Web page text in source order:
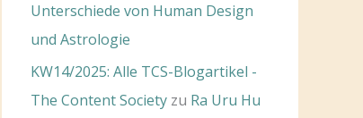
Unterschiede von Human Design
und Astrologie
KW14/2025: Alle TCS-Blogartikel -
The Content Society zu Ra Uru Hu